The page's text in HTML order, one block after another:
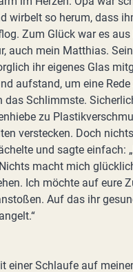
wirbelt so herum, dass
Zum Glück war es
auch mein Matthias.
ihr eigenes Glas
aufstand, um eine
das Schlimmste.
zu
verstecken. Doch
und sagte einfach:
macht mich
Ich möchte auf eure
Auf das ihr
einer Schlaufe auf